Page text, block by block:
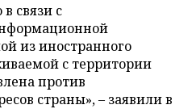
связи с
из иностранного
с территории
против
страны», – заявили в